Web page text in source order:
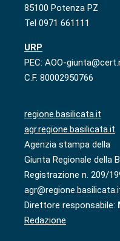
85100 Potenza PZ
Tel 0971 661111
URP
PEC: AOO-
C.F. 80002950766
regione.basilicata.it
agr.regione.basilicata.it
Agenzia stampa della
Giunta Regionale della
Registrazione n. 209/
Direttore responsabile:
Redazione